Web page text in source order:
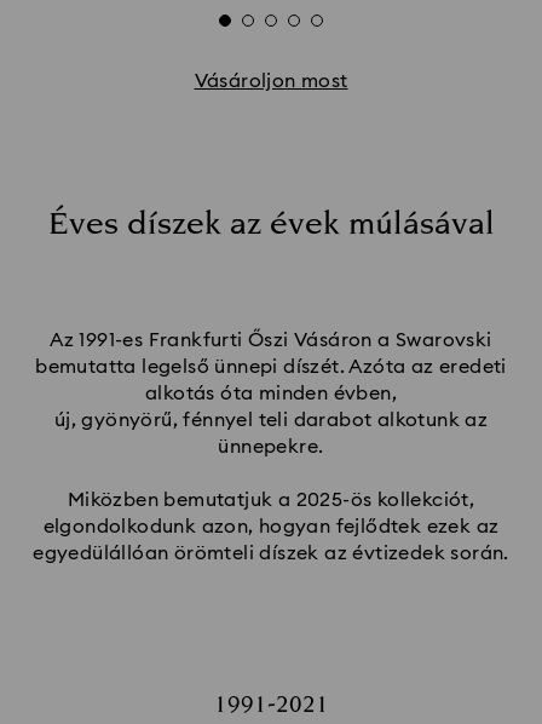
Vásároljon most
Éves díszek az évek múlásával
Az 1991-es Frankfurti Őszi Vásáron a Swarovski
bemutatta legelső ünnepi díszét. Azóta az eredeti
alkotás óta minden évben,
új, gyönyörű, fénnyel teli darabot alkotunk az
ünnepekre.
Miközben bemutatjuk a 2025-ös kollekciót,
elgondolkodunk azon, hogyan fejlődtek ezek az
egyedülállóan örömteli díszek az évtizedek során.
1991-2021